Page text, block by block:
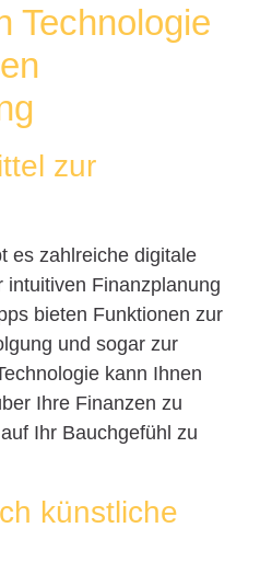
Technologie
zur
es zahlreiche digitale
Finanzplanung
bieten Funktionen zur
und sogar zur
kann Ihnen
Ihre Finanzen zu
Ihr Bauchgefühl zu
künstliche